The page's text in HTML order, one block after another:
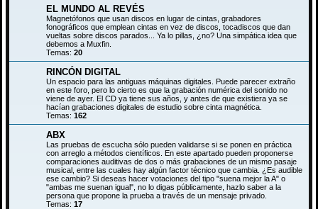
EL MUNDO AL REVÉS
Magnetófonos que usan discos en lugar de cintas, grabadores
fonográficos que emplean cintas en vez de discos, tocadiscos que dan
vueltas sobre discos parados... Ya lo pillas, ¿no? Una simpática idea que
debemos a Muxfin.
Temas: 20
RINCÓN DIGITAL
Un espacio para las antiguas máquinas digitales. Puede parecer extraño
en este foro, pero lo cierto es que la grabación numérica del sonido no
viene de ayer. El CD ya tiene sus años, y antes de que existiera ya se
hacían grabaciones digitales de estudio sobre cinta magnética.
Temas: 162
ABX
Las pruebas de escucha sólo pueden validarse si se ponen en práctica
con arreglo a métodos científicos. En este apartado pueden proponerse
comparaciones auditivas de dos o más grabaciones de un mismo pasaje
musical, entre las cuales hay algún factor técnico que cambia. ¿Es audible
ese cambio? Si deseas hacer votaciones del tipo "suena mejor la A" o
"ambas me suenan igual", no lo digas públicamente, hazlo saber a la
persona que propone la prueba a través de un mensaje privado.
Temas: 17